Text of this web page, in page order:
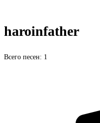
haroinfather
Всего песен: 1